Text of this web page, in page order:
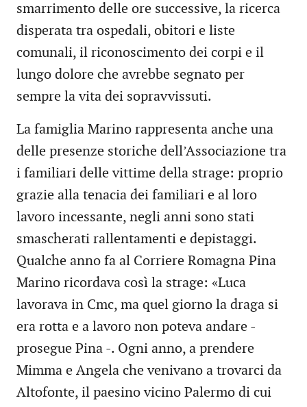
smarrimento delle ore successive, la ricerca
disperata tra ospedali, obitori e liste
comunali, il riconoscimento dei corpi e il
lungo dolore che avrebbe segnato per
sempre la vita dei sopravvissuti.
La famiglia Marino rappresenta anche una
delle presenze storiche dell’Associazione tra
i familiari delle vittime della strage: proprio
grazie alla tenacia dei familiari e al loro
lavoro incessante, negli anni sono stati
smascherati rallentamenti e depistaggi.
Qualche anno fa al Corriere Romagna Pina
Marino ricordava così la strage: «Luca
lavorava in Cmc, ma quel giorno la draga si
era rotta e a lavoro non poteva andare -
prosegue Pina -. Ogni anno, a prendere
Mimma e Angela che venivano a trovarci da
Altofonte, il paesino vicino Palermo di cui